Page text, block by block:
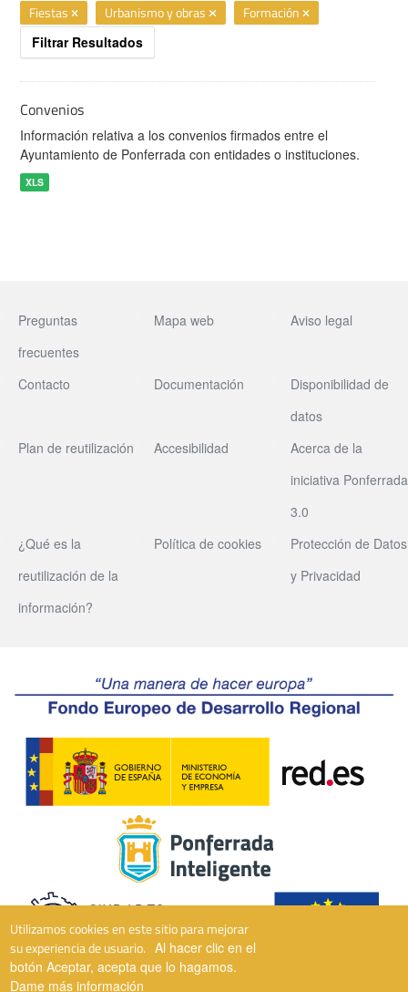
Fiestas
Urbanismo y obras Formación
Filtrar Resultados
Convenios
Información relativa a los convenios firmados entre el
Ayuntamiento de Ponferrada con entidades o instituciones.
XLS
Preguntas
frecuentes
Mapa web Aviso legal
Contacto Documentación
Disponibilidad de
datos
Plan de reutilización
Accesibilidad
Acerca de la
iniciativa Ponferrada
3.0
¿Qué es la
reutilización de la
información?
Política de cookies
Protección de Datos
y Privacidad
Utilizamos cookies en este sitio para mejorar
su experiencia de usuario. Al hacer clic en el
botón Aceptar, acepta que lo hagamos.
Dame más información